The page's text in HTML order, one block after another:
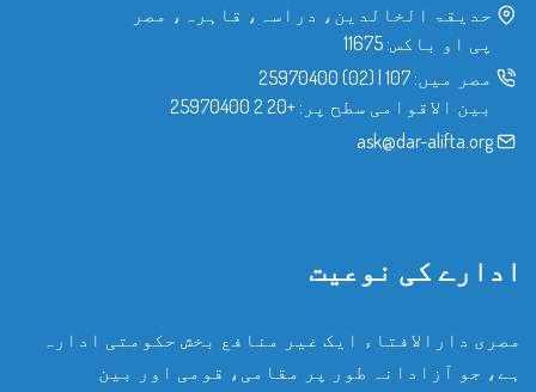
حدیقۃ الخالدین، دراسہ، قاہرہ، مصر
پی او باکس: 11675
مصر میں: 107
|
(02) 25970400
بین الاقوامی سطح پر: +20 2 25970400
ask@dar-alifta.org
ادارے کی نوعیت
مصری دارالافتاء ایک غیر منافع بخش حکومتی ادارہ
ہے، جو آزادانہ طور پر مقامی، قومی اور بین